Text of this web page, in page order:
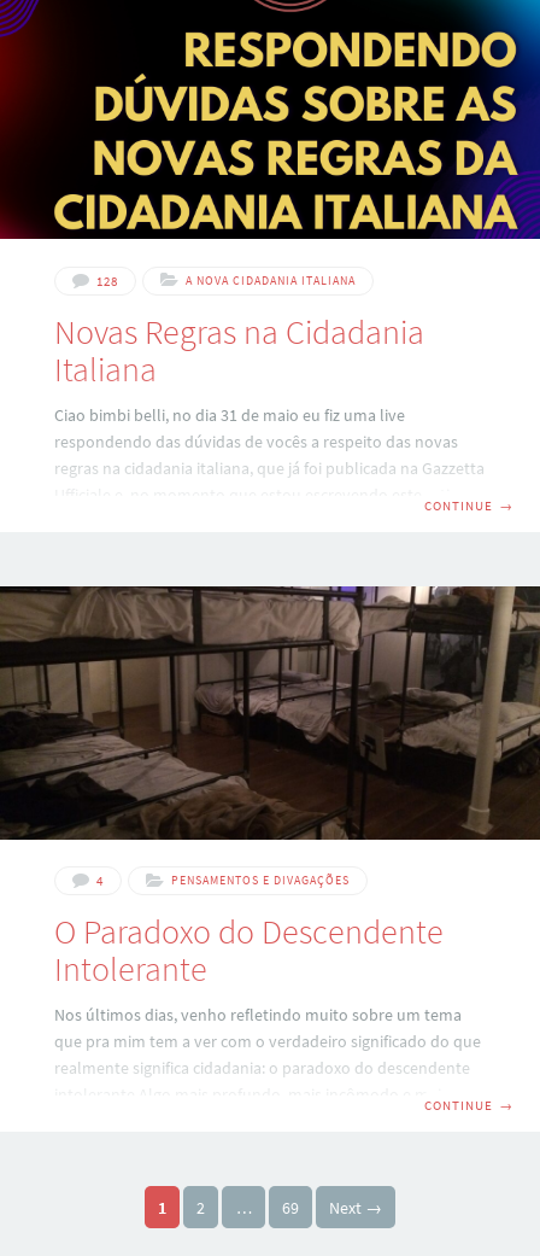
tomando qualquer decisão. Neste artigo, eu vou
128 A NOVA CIDADANIA ITALIANA
Novas Regras na Cidadania
Italiana
Ciao bimbi belli, no dia 31 de maio eu fiz uma live
respondendo das dúvidas de vocês a respeito das novas
regras na cidadania italiana, que já foi publicada na Gazzetta
IMPORTANTE Se você ainda não é inscrito no canal, clique
aqui para fazer isso. E também ative as notificações, pois
CONTINUE →
4 PENSAMENTOS E DIVAGAÇÕES
O Paradoxo do Descendente
Intolerante
Nos últimos dias, venho refletindo muito sobre um tema
que pra mim tem a ver com o verdadeiro significado do que
realmente significa cidadania: o paradoxo do descendente
pois além de ser um paradoxo, é algo difícil de
compreender. Pessoas que carregam no sangue a história
CONTINUE →
Paginação de posts
1 2 … 69 Next →